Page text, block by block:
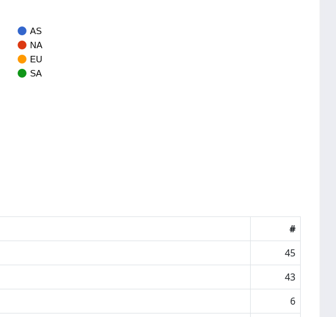
AS
NA
EU
SA
#
45
43
6